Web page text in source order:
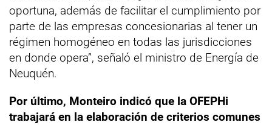
oportuna, además de facilitar el cumplimiento por
parte de las empresas concesionarias al tener un
régimen homogéneo en todas las jurisdicciones
en donde opera”, señaló el ministro de Energía de
Neuquén.
Por último, Monteiro indicó que la OFEPHi
trabajará en la elaboración de criterios comunes